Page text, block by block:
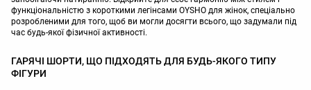
функціональністю з короткими легінсами OYSHO для жінок, спеціально
розробленими для того, щоб ви могли досягти всього, що задумали під
час будь-якої фізичної активності.
ГАРЯЧІ ШОРТИ, ЩО ПІДХОДЯТЬ ДЛЯ БУДЬ-ЯКОГО ТИПУ
ФІГУРИ